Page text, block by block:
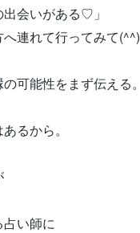
出会いがある♡」
連れて行ってみて(^^)
可能性をまず伝える。
るから。
い師に